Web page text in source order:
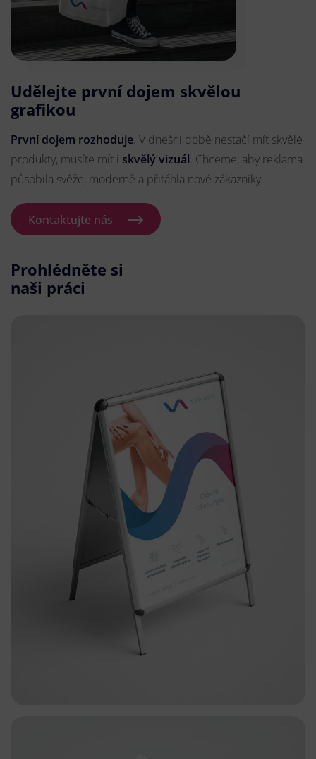
Udělejte první dojem skvělou
grafikou
První dojem rozhoduje. V dnešní době nestačí mít skvělé
produkty, musíte mít i skvělý vizuál. Chceme, aby reklama
působila svěže, moderně a přitáhla nové zákazníky.
Kontaktujte nás
Prohlédněte si
naši práci